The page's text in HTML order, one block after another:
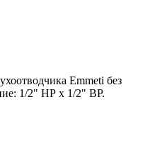
Emmeti без
1/2" НР х 1/2" ВР.